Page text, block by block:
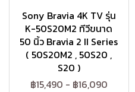
Sony Bravia 4K TV รุ่น
K-50S20M2 ทีวีขนาด
50 นิ้ว Bravia 2 II Series
( 50S20M2 , 50S20 ,
S20 )
฿15,490 - ฿16,090